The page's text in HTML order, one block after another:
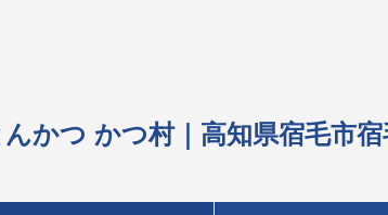
かつ かつ村｜高知県宿毛市